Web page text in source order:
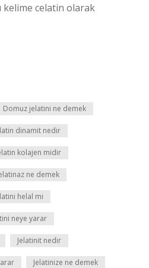
kelime celatin olarak
Domuz jelatini ne demek
dinamit nedir
kolajen midir
ne demek
helal mi
neye yarar
Jelatinit nedir
Jelatinize ne demek